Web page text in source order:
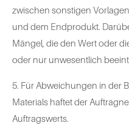
zwischen sonstigen
und dem Endprodukt.
Mängel, die den Wert oder
oder nur unwesentlich
5. Für Abweichungen in der
Materials haftet der
Auftragswerts.